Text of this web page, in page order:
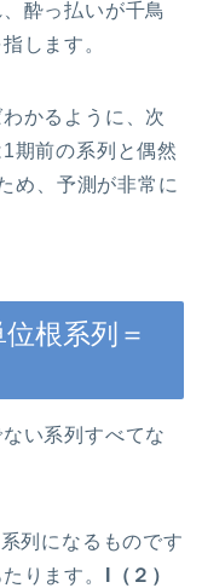
酔っ払いが千鳥
します。
かるように、次
期前の系列と偶然
め、予測が非常に
根系列＝
い系列すべてな
列になるものです
ります。
I（２）